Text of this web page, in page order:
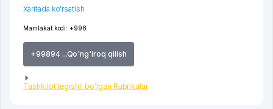
Mamlakat kodi: +998
+99894 ...Qo'ng'iroq qilish
Tashkilot tegishli bo'lgan Rubrikalar
Xaritada ko'rsatish